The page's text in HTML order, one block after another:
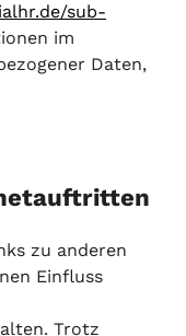
sub-
im
Daten,
zu anderen
Einfluss
Trotz